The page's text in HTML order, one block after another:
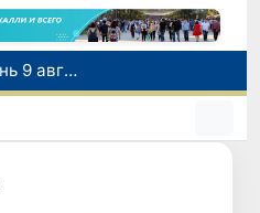
Юные тяжелоатлеты Узбекистана завоевали еще одну бронзовую медаль чемпионата Азии
В Ташкенте состоялось награждение победителей национального конкурса профессионального мастерства «Созидатели Нового Узбекистана